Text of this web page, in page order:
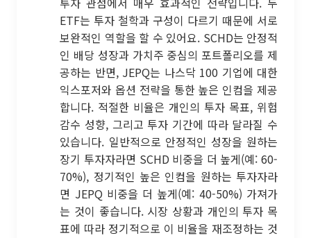
ETF는 투자 철학과 구성이 다르기 때문에 서로
보완적인 역할을 할 수 있어요. SCHD는 안정적
인 배당 성장과 가치주 중심의 포트폴리오를 제
공하는 반면, JEPQ는 나스닥 100 기업에 대한
익스포저와 옵션 전략을 통한 높은 인컴을 제공
합니다. 적절한 비율은 개인의 투자 목표, 위험
감수 성향, 그리고 투자 기간에 따라 달라질 수
있습니다. 일반적으로 안정적인 성장을 원하는
장기 투자자라면 SCHD 비중을 더 높게(예: 60-
70%), 정기적인 높은 인컴을 원하는 투자자라
면 JEPQ 비중을 더 높게(예: 40-50%) 가져가
는 것이 좋습니다. 시장 상황과 개인의 투자 목
표에 따라 정기적으로 이 비율을 재조정하는 것